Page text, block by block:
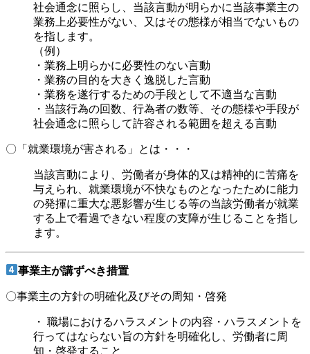
社会通念に照らし、当該言動が明らかに当該事業主の
業務上必要性がない、又はその態様が相当でないもの
を指します。
（例）
・業務上明らかに必要性のない言動
・業務の目的を大きく逸脱した言動
・業務を遂行するための手段として不適当な言動
・当該行為の回数、行為者の数等、その態様や手段が
社会通念に照らして許容される範囲を超える言動
〇「就業環境が害される」とは・・・
当該言動により、労働者が身体的又は精神的に苦痛を
与えられ、就業環境が不快なものとなったために能力
の発揮に重大な悪影響が生じる等の当該労働者が就業
する上で看過できない程度の支障が生じることを指し
ます。
事業主が講ずべき措置
〇事業主の方針の明確化及びその周知・啓発
・ 職場におけるハラスメントの内容・ハラスメントを
行ってはならない旨の方針を明確化し、労働者に周
知・啓発すること